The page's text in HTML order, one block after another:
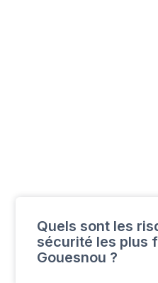
Quels sont les
sécurité les plus
Gouesnou ?